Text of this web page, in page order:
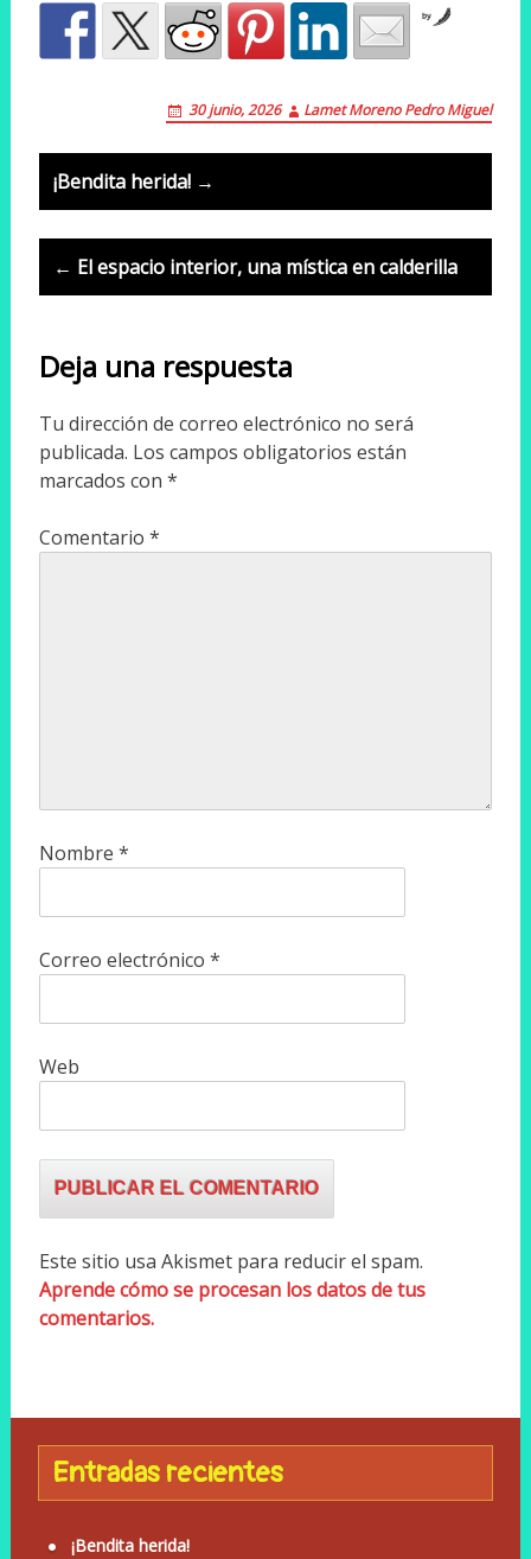
by
30 junio, 2026 Lamet Moreno Pedro Miguel
Post
navigation
¡Bendita herida! →
← El espacio interior, una mística en calderilla
Deja una respuesta
Tu dirección de correo electrónico no será
publicada. Los campos obligatorios están
marcados con *
Comentario *
Nombre *
Correo electrónico *
Web
Este sitio usa Akismet para reducir el spam.
Aprende cómo se procesan los datos de tus
comentarios.
Entradas recientes
¡Bendita herida!